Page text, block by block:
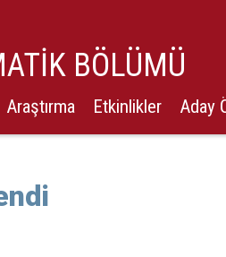
BÖLÜMÜ
Araştırma Etkinlikler Aday